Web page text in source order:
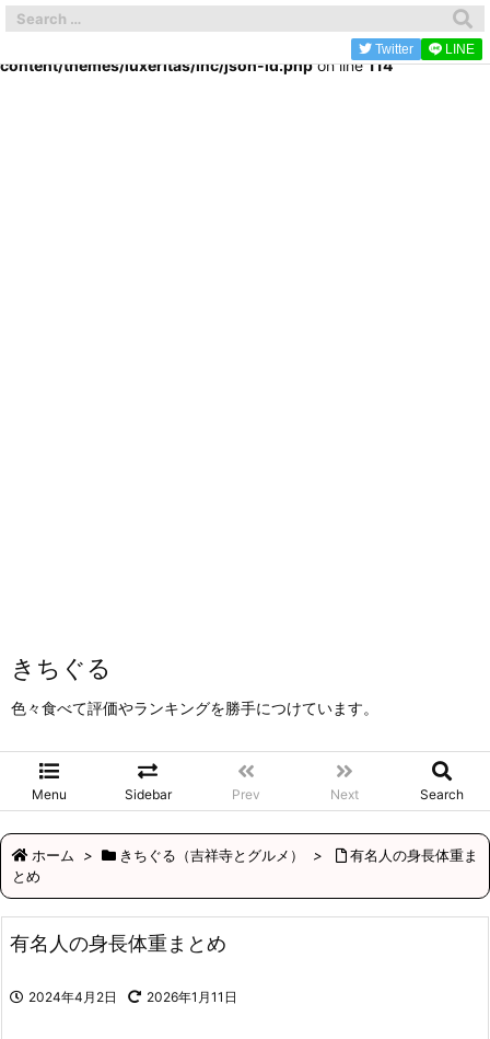
Warning: Trying to access array offset on false in
/home/kitijyouji/kichi-gourmet.com/public_html/wp-
content/themes/luxeritas/inc/json-ld.phpon line114
きちぐる
色々食べて評価やランキングを勝手につけています。
Menu Sidebar Prev Next Search
Twitter LINE
ホーム > きちぐる（吉祥寺とグルメ） >
有名人の身長体重ま
とめ
有名人の身長体重まとめ
2024年4月2日 2026年1月11日